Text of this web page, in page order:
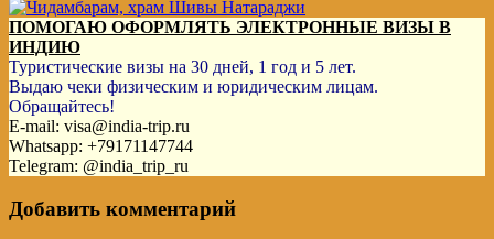
ПОМОГАЮ ОФОРМЛЯТЬ ЭЛЕКТРОННЫЕ ВИЗЫ В
ИНДИЮ
Туристические визы на 30 дней, 1 год и 5 лет.
Выдаю чеки физическим и юридическим лицам.
Обращайтесь!
E-mail: visa@india-trip.ru
Whatsapp: +79171147744
Telegram: @india_trip_ru
Добавить комментарий